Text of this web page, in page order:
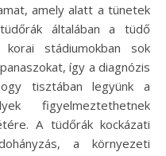
amely alatt a tünetek
általában a tüdő
stádiumokban sok
így a diagnózis
tisztában legyünk a
figyelmeztethetnek
A tüdőrák kockázati
a környezeti